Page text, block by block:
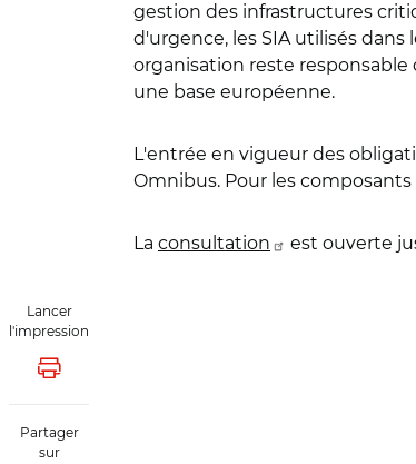
Lancer
l'impression
Lancer l'impression
Partager
sur
gestion des infrastructures
d'urgence, les SIA utilisés
organisation reste
une base européenne.
L'entrée en vigueur des
Omnibus. Pour les
La consultation est ouverte